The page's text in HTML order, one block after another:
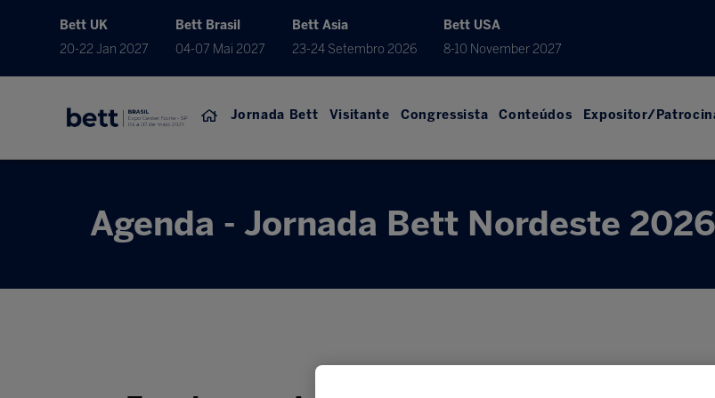
Bett UK
20-22 Jan 2027
Bett Brasil
04-07 Mai 2027
Bett Asia
23-24 Setembro 2026
Bett USA
8-10 November 2027
Jornada Bett Visitante Congressista Conteúdos Expositor/
Agenda - Jornada Bett Nordeste 2026